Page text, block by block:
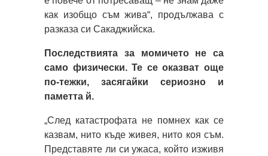
как изобщо съм жива“, продължава с
разказа си Сакаджийска.
Последствията за момичето не са
само физически. Те се оказват още
по-тежки, засягайки сериозно и
паметта й.
„След катастрофата не помнех как се
казвам, нито къде живея, нито коя съм.
Представяте ли си ужаса, който изживя